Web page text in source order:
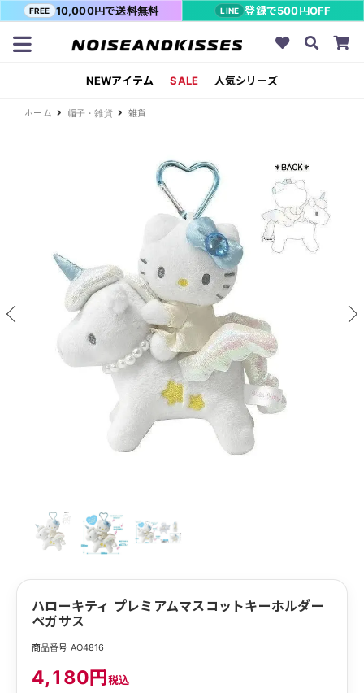
FREE 10,000円で送料無料 LINE 登録で500円OFF
NEWアイテム SALE 人気シリーズ
ホーム 帽子・雑貨 雑貨
ハローキティ プレミアムマスコットキーホルダー
ペガサス
商品番号 AO4816
4,180円税込